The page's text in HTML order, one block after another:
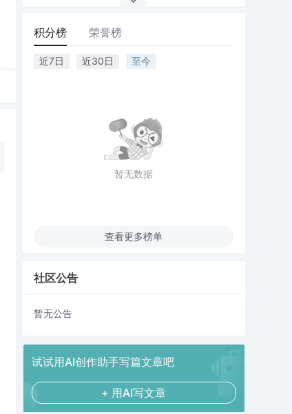
积分榜 荣誉榜
近7日 近30日 至今
暂无数据
查看更多榜单
社区公告
暂无公告
试试用AI创作助手写篇文章吧
+ 用AI写文章